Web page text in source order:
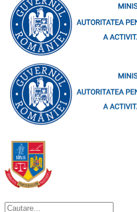
Cautare...